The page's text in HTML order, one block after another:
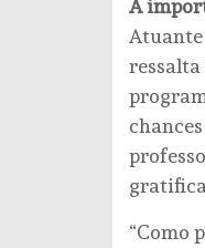
A
Atuante
“Como